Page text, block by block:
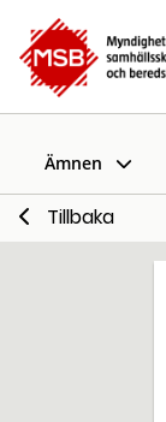
Ämnen
Tillbaka